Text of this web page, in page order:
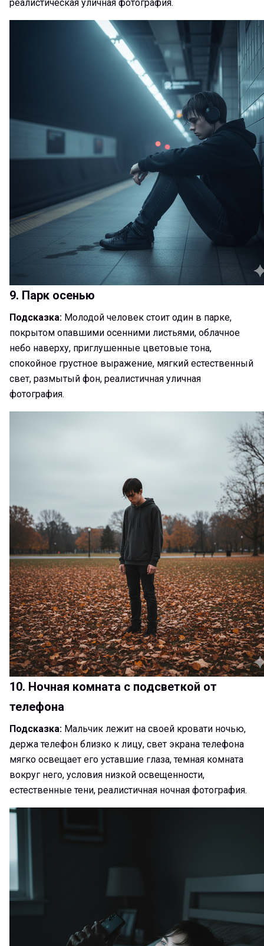
реалистическая уличная фотография.
9. Парк осенью
Подсказка: Молодой человек стоит один в парке,
покрытом опавшими осенними листьями, облачное
небо наверху, приглушенные цветовые тона,
спокойное грустное выражение, мягкий естественный
свет, размытый фон, реалистичная уличная
фотография.
10. Ночная комната с подсветкой от
телефона
Подсказка: Мальчик лежит на своей кровати ночью,
держа телефон близко к лицу, свет экрана телефона
мягко освещает его уставшие глаза, темная комната
вокруг него, условия низкой освещенности,
естественные тени, реалистичная ночная фотография.